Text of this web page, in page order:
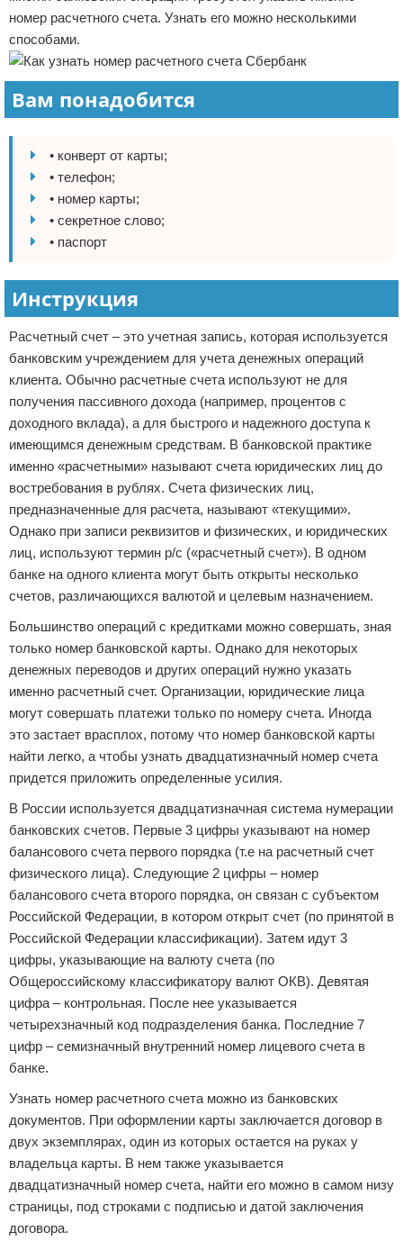
номер расчетного счета. Узнать его можно несколькими
способами.
Вам понадобится
• конверт от карты;
• телефон;
• номер карты;
• секретное слово;
• паспорт
Инструкция
Расчетный счет – это учетная запись, которая используется
банковским учреждением для учета денежных операций
клиента. Обычно расчетные счета используют не для
получения пассивного дохода (например, процентов с
доходного вклада), а для быстрого и надежного доступа к
имеющимся денежным средствам. В банковской практике
именно «расчетными» называют счета юридических лиц до
востребования в рублях. Счета физических лиц,
предназначенные для расчета, называют «текущими».
Однако при записи реквизитов и физических, и юридических
лиц, используют термин р/с («расчетный счет»). В одном
банке на одного клиента могут быть открыты несколько
счетов, различающихся валютой и целевым назначением.
Большинство операций с кредитками можно совершать, зная
только номер банковской карты. Однако для некоторых
денежных переводов и других операций нужно указать
именно расчетный счет. Организации, юридические лица
могут совершать платежи только по номеру счета. Иногда
это застает врасплох, потому что номер банковской карты
найти легко, а чтобы узнать двадцатизначный номер счета
придется приложить определенные усилия.
В России используется двадцатизначная система нумерации
банковских счетов. Первые 3 цифры указывают на номер
балансового счета первого порядка (т.е на расчетный счет
физического лица). Следующие 2 цифры – номер
балансового счета второго порядка, он связан с субъектом
Российской Федерации, в котором открыт счет (по принятой в
Российской Федерации классификации). Затем идут 3
цифры, указывающие на валюту счета (по
Общероссийскому классификатору валют ОКВ). Девятая
цифра – контрольная. После нее указывается
четырехзначный код подразделения банка. Последние 7
цифр – семизначный внутренний номер лицевого счета в
банке.
Узнать номер расчетного счета можно из банковских
документов. При оформлении карты заключается договор в
двух экземплярах, один из которых остается на руках у
владельца карты. В нем также указывается
двадцатизначный номер счета, найти его можно в самом низу
страницы, под строками с подписью и датой заключения
договора.